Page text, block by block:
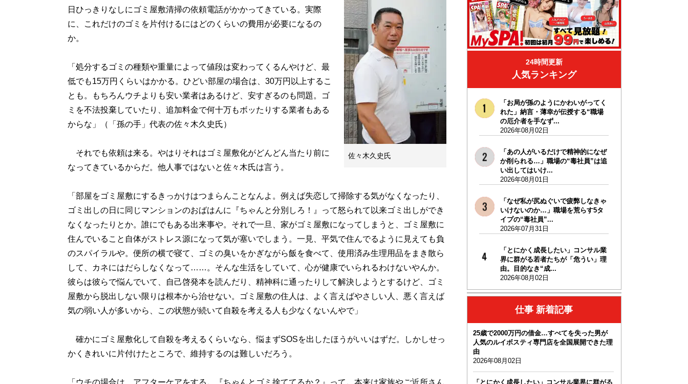
佐々木久史氏
日ひっきりなしにゴミ屋敷清掃の依頼電話がかかってきている。実際
に、これだけのゴミを片付けるにはどのくらいの費用が必要になるの
か。
「処分するゴミの種類や重量によって値段は変わってくるんやけど、最
低でも15万円くらいはかかる。ひどい部屋の場合は、30万円以上するこ
とも。もちろんウチよりも安い業者はあるけど、安すぎるのも問題。ゴ
ミを不法投棄していたり、追加料金で何十万もボッたりする業者もある
からな」（「孫の手」代表の佐々木久史氏）
それでも依頼は来る。やはりそれはゴミ屋敷化がどんどん当たり前に
なってきているからだ。他人事ではないと佐々木氏は言う。
「部屋をゴミ屋敷にするきっかけはつまらんことなんよ。例えば失恋して掃除する気がなくなったり、
ゴミ出しの日に同じマンションのおばはんに『ちゃんと分別しろ！』って怒られて以来ゴミ出しができ
なくなったりとか。誰にでもある出来事や。それで一旦、家がゴミ屋敷になってしまうと、ゴミ屋敷に
住んでいること自体がストレス源になって気が塞いでしまう。一見、平気で住んでるように見えても負
のスパイラルや。便所の横で寝て、ゴミの臭いをかぎながら飯を食べて、使用済み生理用品をまき散ら
して、カネにはだらしなくなって……。そんな生活をしていて、心が健康でいられるわけないやんか。
彼らは彼らで悩んでいて、自己啓発本を読んだり、精神科に通ったりして解決しようとするけど、ゴミ
屋敷から脱出しない限りは根本から治せない。ゴミ屋敷の住人は、よく言えばやさしい人、悪く言えば
気の弱い人が多いから、この状態が続いて自殺を考える人も少なくないんやで」
確かにゴミ屋敷化して自殺を考えるくらいなら、悩まずSOSを出したほうがいいはずだ。しかしせっ
かくきれいに片付けたところで、維持するのは難しいだろう。
「ウチの場合は、アフターケアをする。『ちゃんとゴミ捨ててるか？』って。本来は家族やご近所さん
24時間更新
人気ランキング
「お局が孫のようにかわいがってく
れた」納言・薄幸が伝授する“職場
の厄介者を手なず...
2026年08月02日
「あの人がいるだけで精神的になぜ
か削られる…」職場の“毒社員”は追
い出してはいけ...
2026年08月01日
「なぜ私が尻ぬぐいで疲弊しなきゃ
いけないのか…」職場を荒らす5タ
イプの“毒社員”...
2026年07月31日
「とにかく成長したい」コンサル業
界に群がる若者たちが「危うい」理
由。目的なき“成...
2026年08月02日
仕事 新着記事
25歳で2000万円の借金…すべてを失った男が
人気のルイボスティ専門店を全国展開できた理
由
2026年08月02日
「とにかく成長したい」コンサル業界に群がる